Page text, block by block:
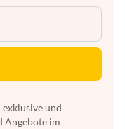
und
Angebote im